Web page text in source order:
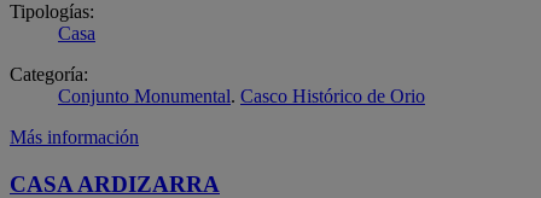
Tipologías:
Casa
Categoría:
Conjunto Monumental. Casco Histórico de Orio
Más información
CASA ARDIZARRA